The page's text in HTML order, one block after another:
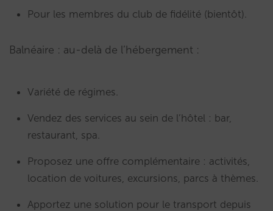
Pour les membres du club de fidélité (bientôt).
Balnéaire : au-delà de l’hébergement :
Variété de régimes.
Vendez des services au sein de l’hôtel : bar,
restaurant, spa.
Proposez une offre complémentaire : activités,
location de voitures, excursions, parcs à thèmes.
Apportez une solution pour le transport depuis